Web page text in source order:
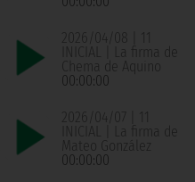
2026/04/08 | 11
INICIAL | La firma de
Chema de Aquino
00:00:00
2026/04/07 | 11
INICIAL | La firma de
Mateo González
00:00:00